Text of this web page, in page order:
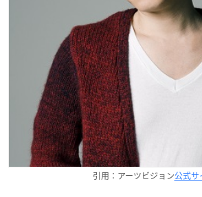
引用：アーツビジョン公式サ